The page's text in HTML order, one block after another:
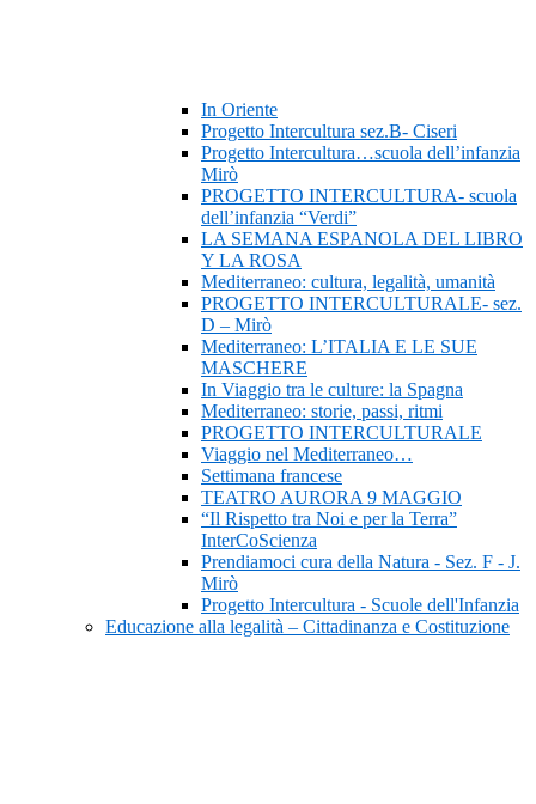
In Oriente
Progetto Intercultura sez.B- Ciseri
Progetto Intercultura…scuola dell’infanzia
Mirò
PROGETTO INTERCULTURA- scuola
dell’infanzia “Verdi”
LA SEMANA ESPANOLA DEL LIBRO
Y LA ROSA
Mediterraneo: cultura, legalità, umanità
PROGETTO INTERCULTURALE- sez.
D – Mirò
Mediterraneo: L’ITALIA E LE SUE
MASCHERE
In Viaggio tra le culture: la Spagna
Mediterraneo: storie, passi, ritmi
PROGETTO INTERCULTURALE
Viaggio nel Mediterraneo…
Settimana francese
TEATRO AURORA 9 MAGGIO
“Il Rispetto tra Noi e per la Terra”
InterCoScienza
Prendiamoci cura della Natura - Sez. F - J.
Mirò
Progetto Intercultura - Scuole dell'Infanzia
Educazione alla legalità – Cittadinanza e Costituzione